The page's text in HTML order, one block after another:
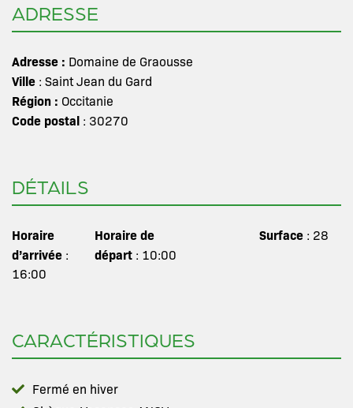
ADRESSE
Adresse : Domaine de Graousse
Ville : Saint Jean du Gard
Région : Occitanie
Code postal : 30270
DÉTAILS
Horaire
d’arrivée :
16:00
Horaire de
départ: 10:00
Surface: 28
CARACTÉRISTIQUES
Fermé en hiver